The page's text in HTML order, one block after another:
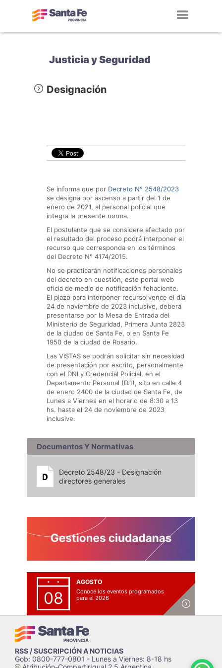
Justicia y Seguridad
Designación
Se informa que por Decreto N° 2548/2023
se designa por ascenso a partir del 1 de
enero de 2021, al personal policial que
integra la presente norma.
El postulante que se considere afectado por
el resultado del proceso podrá interponer el
recurso que corresponda en los términos
del Decreto N° 4174/2015.
No se practicarán notificaciones personales
del decreto en cuestión, este portal web
oficia de medio de notificación fehaciente.
El plazo para interponer recurso vence el día
24 de noviembre de 2023 inclusive, deberá
presentarse por la Mesa de Entrada del
Ministerio de Seguridad, Primera Junta 2823
de la ciudad de Santa Fe, o en Santa Fe
1950 de la ciudad de Rosario.
Las VISTAS se podrán solicitar sin necesidad
de presentación por escrito, personalmente
con el DNI y Credencial Policial, en el
Departamento Personal (D.1), sito en calle 4
de enero 2400 de la ciudad de Santa Fe, de
Lunes a Viernes en el horario de 8:30 a 13
hs. hasta el 24 de noviembre de 2023
inclusive.
Documentos Y Normativas
Decreto 2548/23 - Designación
directores generales
08
AGOSTO
Conocé los eventos programados
para el 2026
RSS / SUSCRIPCIÓN A NOTICIAS
Gob: 0800-777-0801 - Lunes a Viernes: 8-18 hs
c